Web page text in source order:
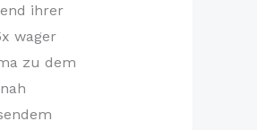
ihrer
wager
zu dem